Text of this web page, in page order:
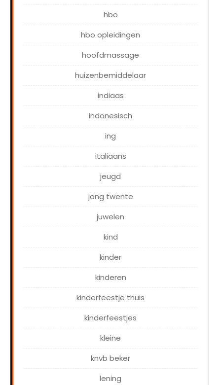
hbo
hbo opleidingen
hoofdmassage
huizenbemiddelaar
indiaas
indonesisch
ing
italiaans
jeugd
jong twente
juwelen
kind
kinder
kinderen
kinderfeestje thuis
kinderfeestjes
kleine
knvb beker
lening